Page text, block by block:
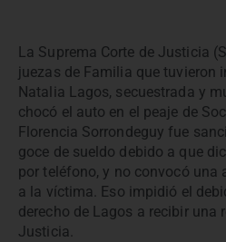
La Suprema Corte de Justicia
juezas de Familia que tuvieron
Natalia Lagos, secuestrada y
chocó el auto en el peaje de
Florencia Sorrondeguy fue
goce de sueldo debido a que
por teléfono, y no convocó una
a la víctima. Eso impidió el
derecho de Lagos a recibir una
Justicia.